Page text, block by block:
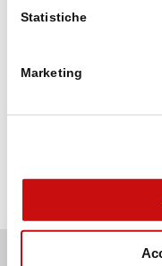
Statistiche
Marketing
1720
Simplon Dorf.
© Brig Simplon